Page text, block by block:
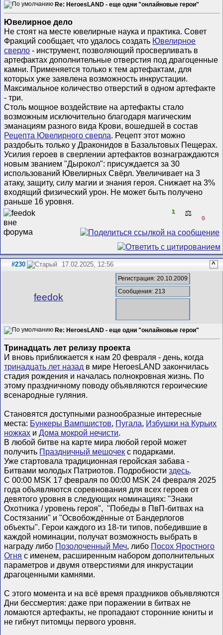
Re: HeroesLAND - еще одни "онлайновые герои"
Ювелирное дело
Не стоят на месте ювелирные наука и практика. Совет
Фракций сообщает, что удалось создать Ювелирное
сверло - инструмент, позволяющий просверливать в
артефактах дополнительные отверстия под драгоценные
камни. Применяется только к тем артефактам, для
которых уже заявлена возможность инкрустации.
Максимальное количество отверстий в одном артефакте
- три.
Столь мощное воздействие на артефакты стало
возможным исключительно благодаря магическим
эманациям разного вида Крови, вошедшей в состав
Рецепта Ювелирного сверла. Рецепт этот можно
раздобыть только у Драконидов в Базальтовых Пещерах.
Усилия героев в сверлении артефактов вознаграждаются
новым званием "Дырокол": присуждается за 30
использований Ювелирных Свёрл. Увеличивает на 3
атаку, защиту, силу магии и знания героя. Снижает на 3%
входящий физический урон. Не может быть получено
раньше 16 уровня.
1 ⚖️
0
#230 17.02.2025, 12:56 ^
feedok
Регистрация: 20.10.2009
Сообщения: 213
Re: HeroesLAND - еще одни "онлайновые герои"
Тринадцать лет релизу проекта
И вновь приближается к нам 20 февраля - день, когда
тринадцать лет назад в мире HeroesLAND закончилась
стадия рождения и началась полнокровная жизнь. По
этому праздничному поводу объявляются героические
всенародные гуляния.
Становятся доступными разнообразные интересные
места: Бункеры Вампшистов, Пугала, Избушки на Курьих
ножках иДома мокрой нечисти.
В любой битве на карте мира любой герой может
получить Праздничный мешочек с подарками.
Уже стартовала традиционная геройская забава -
Битвами молодых Патриотов. Подробностиздесь.
С 00:00 MSK 17 февраля по 00:00 MSK 24 февраля 2025
года объявляются соревнования для всех героев от
девятого уровня в следующих номинациях: "Знаки
Охотника / уровень героя", "Победы в ПвП-битвах на
Состязании" и "Освобождённые от Бандерлогов
объекты". Герои каждого из 18-ти типов, победившие в
каждой номинации, получат возможность выбрать в
награду либо Позолоченный Меч, либо Посох Яростного
Огня с именем, расширенным набором дополнительных
параметров и двумя отверстиями для инкрустации
драгоценными камнями.
С этого момента и на всё время праздников объявляются
Дни бессмертия: даже при поражении в битвах не
ломаются артефакты, не пропадают сторонние юниты и
не гибнут питомцы первого уровня.